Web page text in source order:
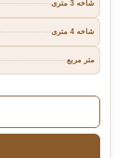
شاخه 3 متری
شاخه 4 متری
متر مربع